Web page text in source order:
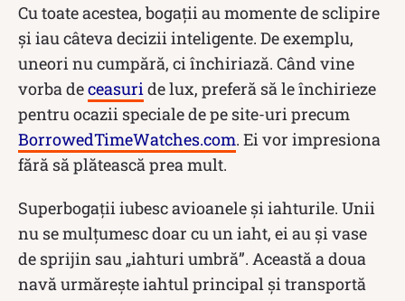
Cu toate acestea, bogații au momente de sclipire
și iau câteva decizii inteligente. De exemplu,
uneori nu cumpără, ci închiriază. Când vine
vorba deceasuri de lux, preferă să le închirieze
pentru ocazii speciale de pe site-uri precum
BorrowedTimeWatches.com. Ei vor impresiona
fără să plătească prea mult.
Superbogații iubesc avioanele și iahturile. Unii
nu se mulțumesc doar cu un iaht, ei au și vase
de sprijin sau „iahturi umbră”. Această a doua
navă urmărește iahtul principal și transportă